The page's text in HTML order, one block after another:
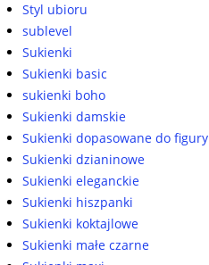
Styl ubioru
sublevel
Sukienki
Sukienki basic
sukienki boho
Sukienki damskie
Sukienki dopasowane do figury
Sukienki dzianinowe
Sukienki eleganckie
Sukienki hiszpanki
Sukienki koktajlowe
Sukienki małe czarne